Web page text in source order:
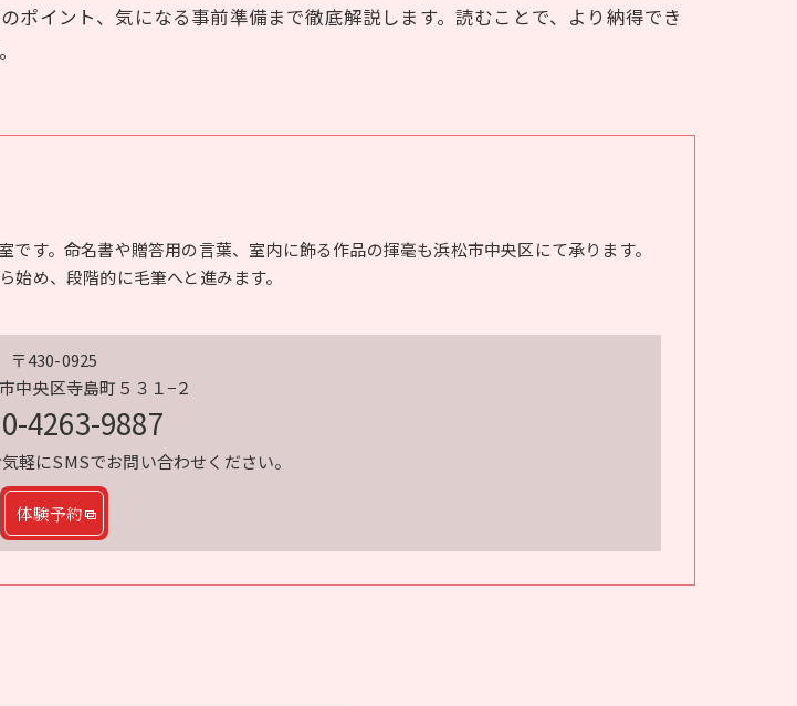
イント、気になる事前準備まで徹底解説します。読むことで、より納得でき
す。命名書や贈答用の言葉、室内に飾る作品の揮毫も浜松市中央区にて承ります。
め、段階的に毛筆へと進みます。
〒430-0925
中央区寺島町５３１−２
4263-9887
軽にSMSでお問い合わせください。
体験予約